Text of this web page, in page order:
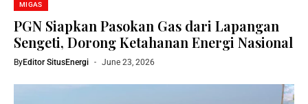
MIGAS
PGN Siapkan Pasokan Gas dari Lapangan
Sengeti, Dorong Ketahanan Energi Nasional
ByEditor SitusEnergi June 23, 2026